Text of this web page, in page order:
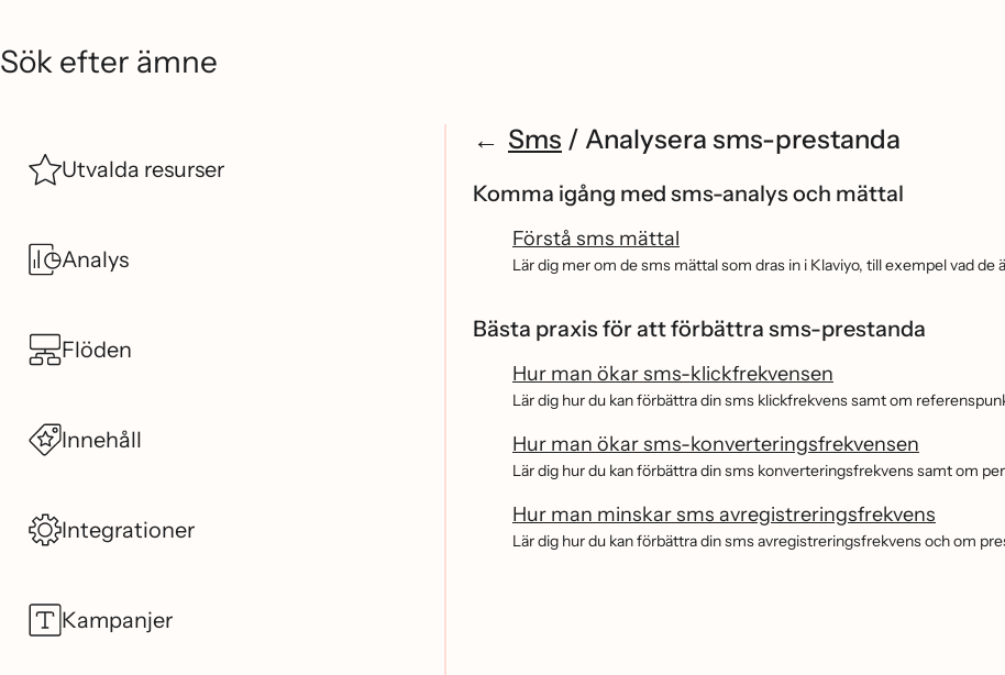
Sök efter ämne
Utvalda resurser
Analys
Flöden
Innehåll
Integrationer
Kampanjer
Sms / Analysera sms-prestanda
Komma igång med sms-analys och mättal
Förstå sms mättal
Lär dig mer om de sms mättal som dras in i Klaviyo, till exempel vad de
Bästa praxis för att förbättra sms-prestanda
Hur man ökar sms-klickfrekvensen
Lär dig hur du kan förbättra din sms klickfrekvens samt om
Hur man ökar sms-konverteringsfrekvensen
Lär dig hur du kan förbättra din sms konverteringsfrekvens samt om
Hur man minskar sms avregistreringsfrekvens
Lär dig hur du kan förbättra din sms avregistreringsfrekvens och om